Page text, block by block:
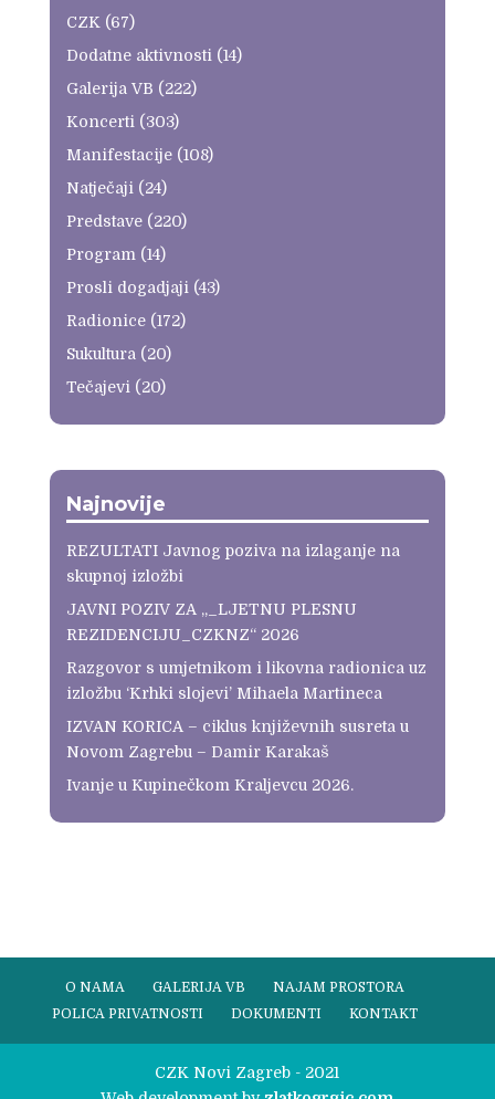
CZK(67)
Dodatne aktivnosti(14)
Galerija VB (222)
Koncerti(303)
Manifestacije(108)
Natječaji(24)
Predstave(220)
Program(14)
Prosli dogadjaji(43)
Radionice(172)
Sukultura(20)
Tečajevi(20)
Najnovije
REZULTATI Javnog poziva na izlaganje na
skupnoj izložbi
JAVNI POZIV ZA „_LJETNU PLESNU
REZIDENCIJU_CZKNZ“ 2026
Razgovor s umjetnikom i likovna radionica uz
izložbu ‘Krhki slojevi’ Mihaela Martineca
IZVAN KORICA – ciklus književnih susreta u
Novom Zagrebu – Damir Karakaš
Ivanje u Kupinečkom Kraljevcu 2026.
O NAMA GALERIJA VB
NAJAM PROSTORA
POLICA PRIVATNOSTI
DOKUMENTI KONTAKT
CZK Novi Zagreb - 2021